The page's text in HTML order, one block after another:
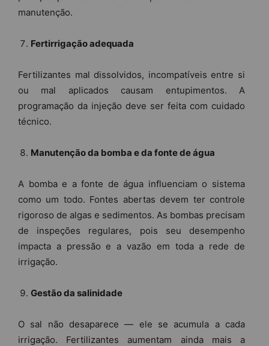
manutenção.
Fertirrigação adequada
Fertilizantes mal dissolvidos, incompatíveis entre si
ou mal aplicados causam entupimentos. A
programação da injeção deve ser feita com cuidado
técnico.
Manutenção da bomba e da fonte de água
A bomba e a fonte de água influenciam o sistema
como um todo. Fontes abertas devem ter controle
rigoroso de algas e sedimentos. As bombas precisam
de inspeções regulares, pois seu desempenho
impacta a pressão e a vazão em toda a rede de
irrigação.
Gestão da salinidade
O sal não desaparece — ele se acumula a cada
irrigação. Fertilizantes aumentam ainda mais a